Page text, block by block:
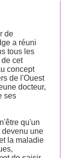
de
a réuni
tous les
cet
concept
de l'Ouest
docteur,
ses
qu'un
devenu une
la maladie